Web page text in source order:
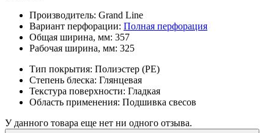
Производитель: Grand Line
Вариант перфорации: Полная перфорация
Общая ширина, мм: 357
Рабочая ширина, мм: 325
Тип покрытия: Полиэстер (PE)
Степень блеска: Глянцевая
Текстура поверxности: Гладкая
Область применения: Подшивка свесов
У данного товара еще нет ни одного отзыва.